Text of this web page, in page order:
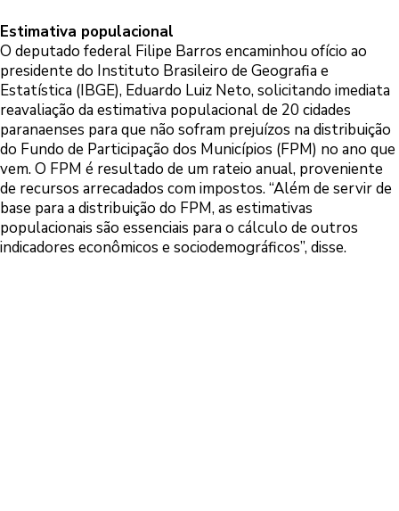
Estimativa populacional
O deputado federal Filipe Barros encaminhou ofício ao
presidente do Instituto Brasileiro de Geografia e
Estatística (IBGE), Eduardo Luiz Neto, solicitando imediata
reavaliação da estimativa populacional de 20 cidades
paranaenses para que não sofram prejuízos na distribuição
do Fundo de Participação dos Municípios (FPM) no ano que
vem. O FPM é resultado de um rateio anual, proveniente
de recursos arrecadados com impostos. “Além de servir de
base para a distribuição do FPM, as estimativas
populacionais são essenciais para o cálculo de outros
indicadores econômicos e sociodemográficos”, disse.